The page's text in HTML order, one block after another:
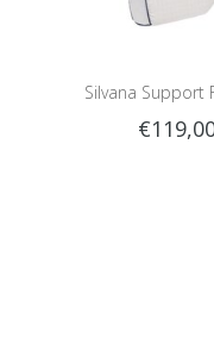
Silvana Support